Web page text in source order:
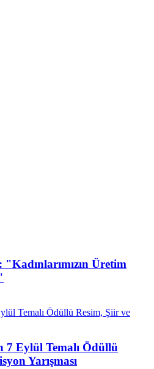
Üretim
7 Eylül Temalı Ödüllü
Yarışması